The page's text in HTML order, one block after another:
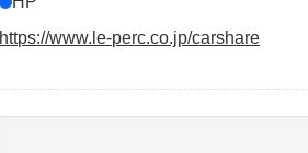
https://www.le-perc.co.jp/carshare